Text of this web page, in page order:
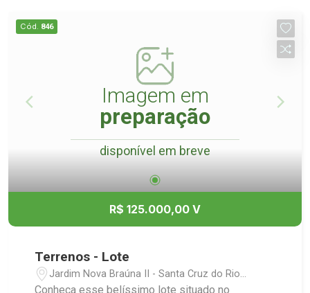
Cód. 846
Imagem em
preparação
disponível em breve
R$ 125.000,00 V
Terrenos - Lote
Jardim Nova Braúna II - Santa Cruz do Rio
Pardo/SP
Conheça esse belíssimo lote situado no